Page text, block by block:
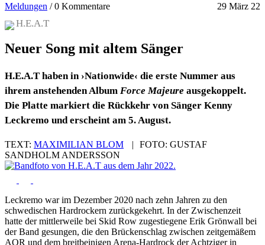
Meldungen 29 März 22
/0 Kommentare
H.E.A.T
Neuer Song mit altem Sänger
H.E.A.T haben in ›Nationwide‹ die erste Nummer aus
ihrem anstehenden Album Force Majeure ausgekoppelt.
Die Platte markiert die Rückkehr von Sänger Kenny
Leckremo und erscheint am 5. August.
TEXT: MAXIMILIAN BLOM | FOTO: GUSTAF
SANDHOLM ANDERSSON
Leckremo war im Dezember 2020 nach zehn Jahren zu den
schwedischen Hardrockern zurückgekehrt. In der Zwischenzeit
hatte der mittlerweile bei Skid Row zugestiegene Erik Grönwall bei
der Band gesungen, die den Brückenschlag zwischen zeitgemäßem
AOR und dem breitbeinigen Arena-Hardrock der Achtziger in